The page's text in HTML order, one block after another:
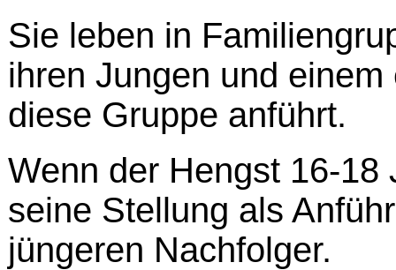
Sie leben in
ihren Jungen und
diese Gruppe anführt.
Wenn der Hengst 16-18
seine Stellung als
jüngeren Nachfolger.